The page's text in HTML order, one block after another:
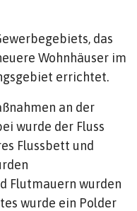
das
Wohnhäuser im
errichtet.
an der
wurde der Fluss
Flussbett und
Flutmauern wurden
wurde ein Polder